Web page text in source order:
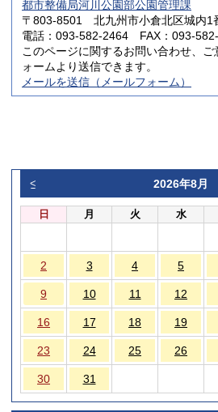
2026年8月
<
日 月 火 水
2 3 4 5
9 10 11 12
16 17 18 19
23 24 25 26
30 31
都市整備局河川公園部公園管理課
〒803-8501 北九州市小倉北区城内1
電話：093-582-2464 FAX：093-
このページに関するお問い合わせ、
ォームより送信できます。
メールを送信（メールフォーム）